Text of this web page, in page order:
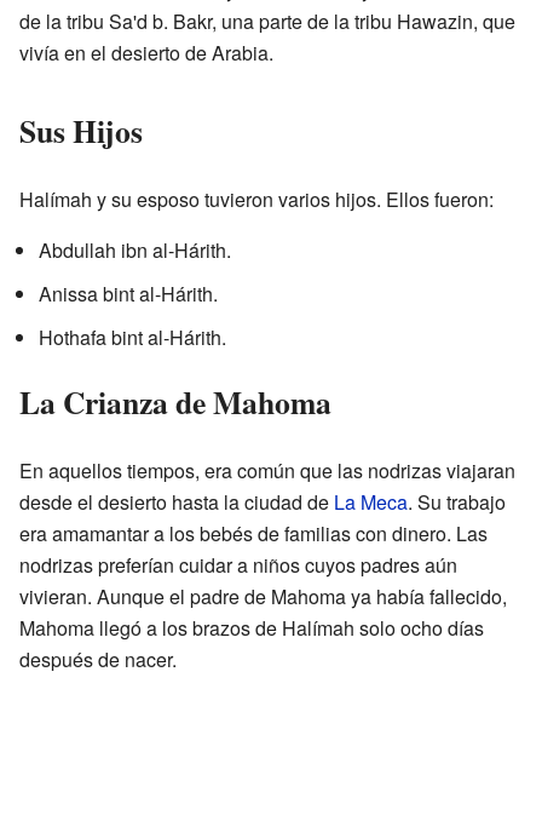
de la tribu Sa'd b. Bakr, una parte de la tribu Hawazin, que
vivía en el desierto de Arabia.
Sus Hijos
Halímah y su esposo tuvieron varios hijos. Ellos fueron:
Abdullah ibn al-Hárith.
Anissa bint al-Hárith.
Hothafa bint al-Hárith.
La Crianza de Mahoma
En aquellos tiempos, era común que las nodrizas viajaran
desde el desierto hasta la ciudad de La Meca. Su trabajo
era amamantar a los bebés de familias con dinero. Las
nodrizas preferían cuidar a niños cuyos padres aún
vivieran. Aunque el padre de Mahoma ya había fallecido,
Mahoma llegó a los brazos de Halímah solo ocho días
después de nacer.